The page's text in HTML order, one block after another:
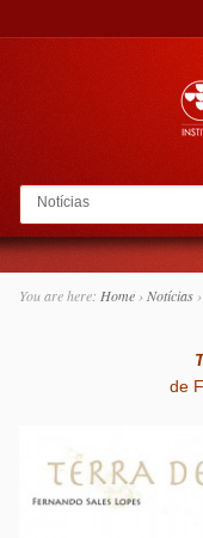
Go to:
You are here: Home› Notícias›
de